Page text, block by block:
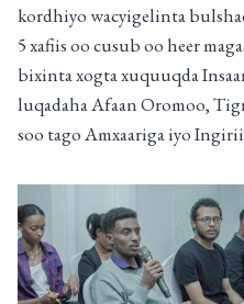
kordhiyo wacyigelinta
5 xafiis oo cusub oo heer
bixinta xogta xuquuqda
luqadaha Afaan Oromoo,
soo tago Amxaariga iyo